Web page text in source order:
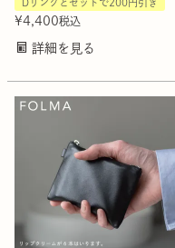
Dリングとセットで200円引き
¥4,400税込
詳細を見る